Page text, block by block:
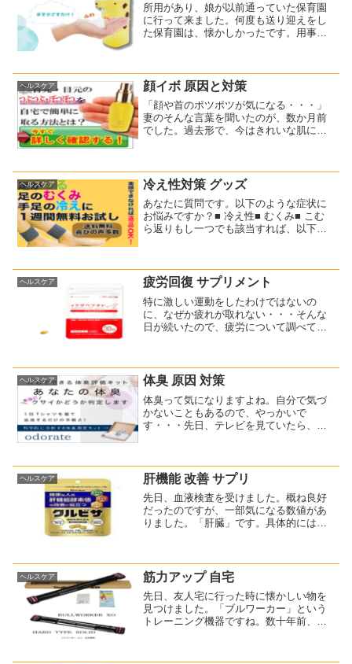
所用があり、娘が以前通っていた保育園
に行って来ました。何度も送り迎えをし
た保育園は、懐かしかったです。用事が
ヘルスケア 顔イボ 原因と対策
「顔や首のポツポツが気になる・・・」
妻のそんな言葉を聞いたのが、数か月前
でした。過去形で、今はきれいな肌にな
首イボの原因と対...
ヘルスケア 冷え性対策 グッズ
あなたに質問です。以下のような症状に
お悩みですか？■ 冷え性■ むくみ■ こむ
ら返りもし一つでも該当すれば、以下を
前は多かったです。こむら返りとは、
「足がつる」症状です。...
ヘルスケア 疲労回復 サプリメント
特に激しい運動をしたわけではないの
に、なぜか疲れが取れない・・・そんな
日が続いたので、疲労について調べてみ
いますね。では、疲労対策に...
ヘルスケア 体臭 原因 対策
体臭って気になりますよね。自分で気づ
かないこともあるので、やっかいで
す・・・先日、テレビを見ていたら、自
（現在サービス休止中...
ヘルスケア 肝機能 改善 サプリ
先日、血液検査を受けました。概ね良好
だったのですが、一部気になる数値があ
りました。「肝臓」です。具体的には、
⇒41ALT（GPT）⇒43γ-GTP⇒52医師か
らは、...
ヘルスケア 筋力アップ 自宅
先日、友人宅に行った時に懐かしい物を
見つけました。「ブルワーカー」という
トレーニング機器ですね。数十年前、実